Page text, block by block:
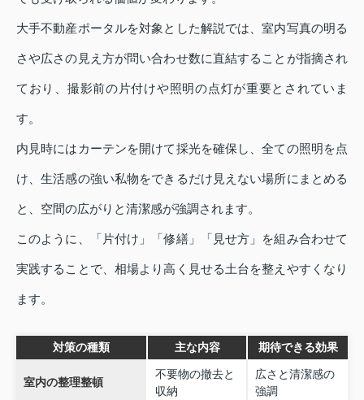
大手不動産ポータルを対象とした解説では、室内写真の明る
さや広さの見え方が問い合わせ数に直結することが指摘され
ており、撮影前の片付けや照明の点灯が重要とされていま
す。
内見時にはカーテンを開けて採光を確保し、全ての照明を点
け、生活感の強い私物をできるだけ見えない場所にまとめる
と、空間の広がりと清潔感が強調されます。
このように、「片付け」「修繕」「見せ方」を組み合わせて
実践することで、相場より高く見せる土台を整えやすくなり
ます。
対策の種類 主な内容 期待できる効果
室内の整理整頓
不要物の撤去と
収納
広さと清潔感の
強調